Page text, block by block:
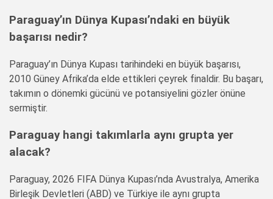
Paraguay’ın Dünya Kupası’ndaki en büyük
başarısı nedir?
Paraguay’ın Dünya Kupası tarihindeki en büyük başarısı,
2010 Güney Afrika’da elde ettikleri çeyrek finaldir. Bu başarı,
takımın o dönemki gücünü ve potansiyelini gözler önüne
sermiştir.
Paraguay hangi takımlarla aynı grupta yer
alacak?
Paraguay, 2026 FIFA Dünya Kupası’nda Avustralya, Amerika
Birleşik Devletleri (ABD) ve Türkiye ile aynı grupta